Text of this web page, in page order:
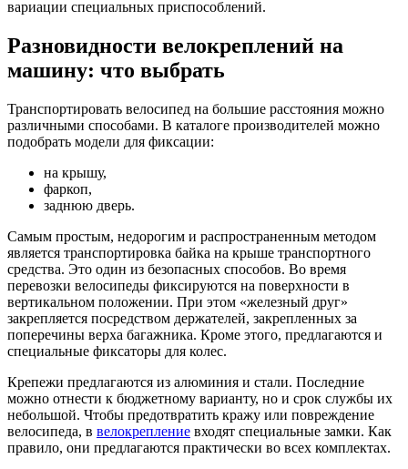
вариации специальных приспособлений.
Разновидности велокреплений на
машину: что выбрать
Транспортировать велосипед на большие расстояния можно
различными способами. В каталоге производителей можно
подобрать модели для фиксации:
на крышу,
фаркоп,
заднюю дверь.
Самым простым, недорогим и распространенным методом
является транспортировка байка на крыше транспортного
средства. Это один из безопасных способов. Во время
перевозки велосипеды фиксируются на поверхности в
вертикальном положении. При этом «железный друг»
закрепляется посредством держателей, закрепленных за
поперечины верха багажника. Кроме этого, предлагаются и
специальные фиксаторы для колес.
Крепежи предлагаются из алюминия и стали. Последние
можно отнести к бюджетному варианту, но и срок службы их
небольшой. Чтобы предотвратить кражу или повреждение
велосипеда, в велокрепление входят специальные замки. Как
правило, они предлагаются практически во всех комплектах.